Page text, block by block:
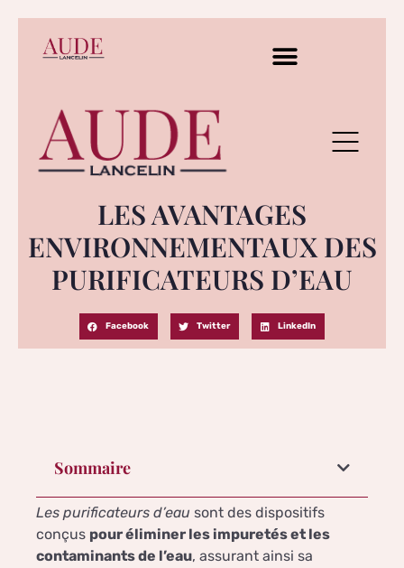
LES AVANTAGES
ENVIRONNEMENTAUX DES
PURIFICATEURS D’EAU
Facebook Twitter LinkedIn
Sommaire
Les purificateurs d’eau sont des dispositifs
conçus pour éliminer les impuretés et les
contaminants de l’eau, assurant ainsi sa